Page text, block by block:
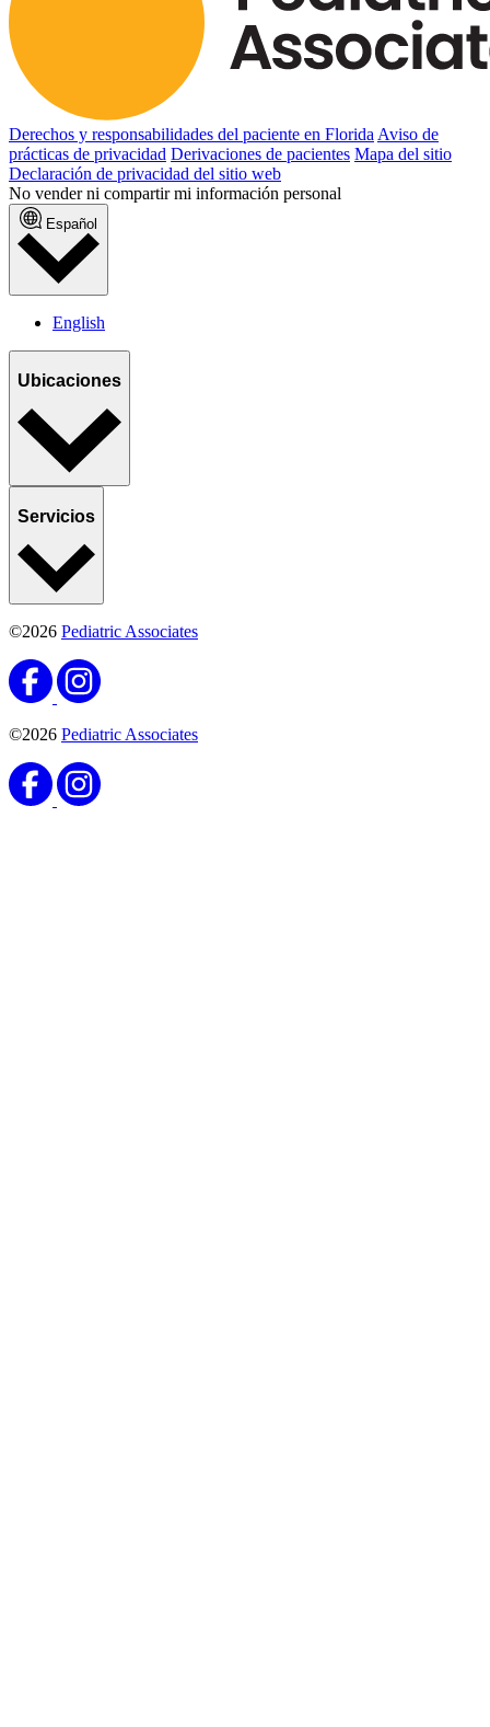
Derechos y responsabilidades del paciente en Florida Aviso de
prácticas de privacidad Derivaciones de pacientes Mapa del sitio
Declaración de privacidad del sitio web
No vender ni compartir mi información personal
Español
English
Ubicaciones
Servicios
©2026 Pediatric Associates
©2026 Pediatric Associates